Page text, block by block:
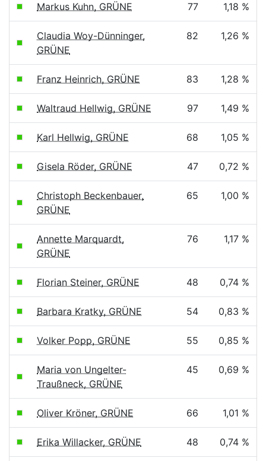
Markus Kuhn, GRÜNE 77 1,18 %
Claudia Woy-Dünninger,
GRÜNE
82 1,26 %
Franz Heinrich, GRÜNE 83 1,28 %
Waltraud Hellwig, GRÜNE 97 1,49 %
Karl Hellwig, GRÜNE 68 1,05 %
Gisela Röder, GRÜNE 47 0,72 %
Christoph Beckenbauer,
GRÜNE
65 1,00 %
Annette Marquardt,
GRÜNE
76 1,17 %
Florian Steiner, GRÜNE 48 0,74 %
Barbara Kratky, GRÜNE 54 0,83 %
Volker Popp, GRÜNE 55 0,85 %
Maria von Ungelter-
Traußneck, GRÜNE
45 0,69 %
Oliver Kröner, GRÜNE 66 1,01 %
Erika Willacker, GRÜNE 48 0,74 %